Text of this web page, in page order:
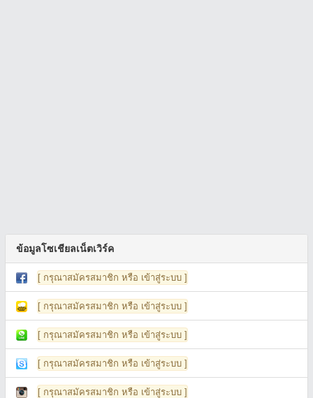
ข้อมูลโซเชียลเน็ตเวิร์ค
[ กรุณาสมัครสมาชิก หรือ เข้าสู่ระบบ ]
[ กรุณาสมัครสมาชิก หรือ เข้าสู่ระบบ ]
[ กรุณาสมัครสมาชิก หรือ เข้าสู่ระบบ ]
[ กรุณาสมัครสมาชิก หรือ เข้าสู่ระบบ ]
[ กรุณาสมัครสมาชิก หรือ เข้าสู่ระบบ ]